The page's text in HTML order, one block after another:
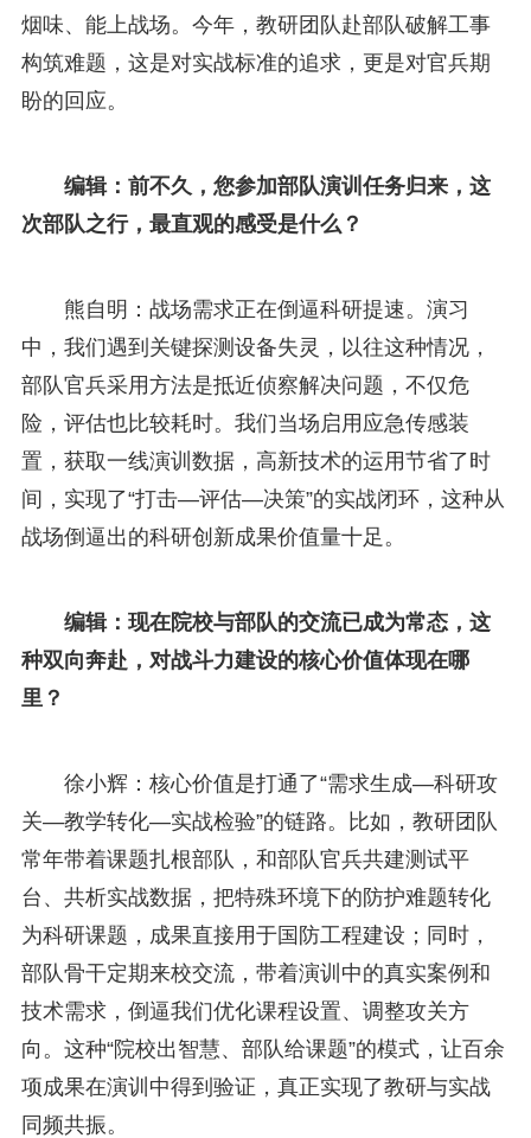
烟味、能上战场。今年，教研团队赴部队破解工事
构筑难题，这是对实战标准的追求，更是对官兵期
盼的回应。
编辑：前不久，您参加部队演训任务归来，这
次部队之行，最直观的感受是什么？
熊自明：战场需求正在倒逼科研提速。演习
中，我们遇到关键探测设备失灵，以往这种情况，
部队官兵采用方法是抵近侦察解决问题，不仅危
险，评估也比较耗时。我们当场启用应急传感装
置，获取一线演训数据，高新技术的运用节省了时
间，实现了“打击—评估—决策”的实战闭环，这种从
战场倒逼出的科研创新成果价值量十足。
编辑：现在院校与部队的交流已成为常态，这
种双向奔赴，对战斗力建设的核心价值体现在哪
里？
徐小辉：核心价值是打通了“需求生成—科研攻
关—教学转化—实战检验”的链路。比如，教研团队
常年带着课题扎根部队，和部队官兵共建测试平
台、共析实战数据，把特殊环境下的防护难题转化
为科研课题，成果直接用于国防工程建设；同时，
部队骨干定期来校交流，带着演训中的真实案例和
技术需求，倒逼我们优化课程设置、调整攻关方
向。这种“院校出智慧、部队给课题”的模式，让百余
项成果在演训中得到验证，真正实现了教研与实战
同频共振。